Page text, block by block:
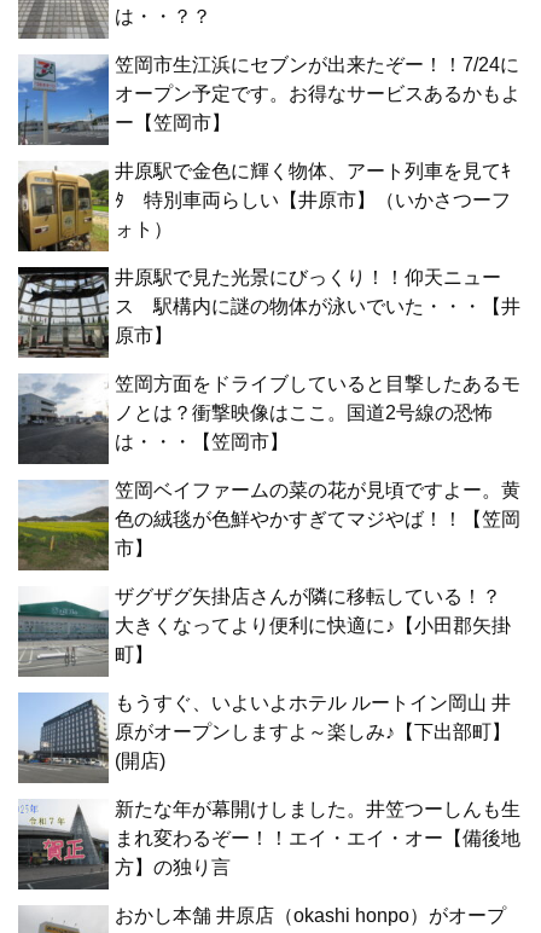
は・・？？
笠岡市生江浜にセブンが出来たぞー！！7/24に
オープン予定です。お得なサービスあるかもよ
ー【笠岡市】
井原駅で金色に輝く物体、アート列車を見てｷ
ﾀ 特別車両らしい【井原市】（いかさつーフ
ォト）
井原駅で見た光景にびっくり！！仰天ニュー
ス 駅構内に謎の物体が泳いでいた・・・【井
原市】
笠岡方面をドライブしていると目撃したあるモ
ノとは？衝撃映像はここ。国道2号線の恐怖
は・・・【笠岡市】
笠岡ベイファームの菜の花が見頃ですよー。黄
色の絨毯が色鮮やかすぎてマジやば！！【笠岡
市】
ザグザグ矢掛店さんが隣に移転している！？
大きくなってより便利に快適に♪【小田郡矢掛
町】
もうすぐ、いよいよホテル ルートイン岡山 井
原がオープンしますよ～楽しみ♪【下出部町】
(開店)
新たな年が幕開けしました。井笠つーしんも生
まれ変わるぞー！！エイ・エイ・オー【備後地
方】の独り言
おかし本舗 井原店（okashi honpo）がオープ